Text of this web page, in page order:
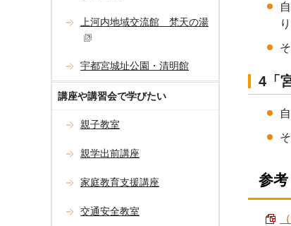
4「
参考
上河内地域交流館 梵天の湯
宇都宮城址公園・清明館
講座や講習会で学びたい
親子教室
親学出前講座
家庭教育支援講座
交通安全教室